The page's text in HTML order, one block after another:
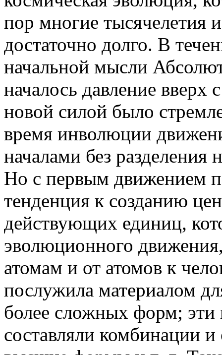
пор многие тысячелетия
достаточно долго. В
начальной мысли
началось давление
новой силой было
время инволюции
началами без разделения
Но с первым движением
тенденция к созданию
действующих единиц,
эволюционного
атомам и от атомов к
послужила материалом
более сложных форм; эти
составляли комбинации